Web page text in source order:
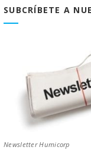
SUBCRÍBETE A
Newsletter Humicorp